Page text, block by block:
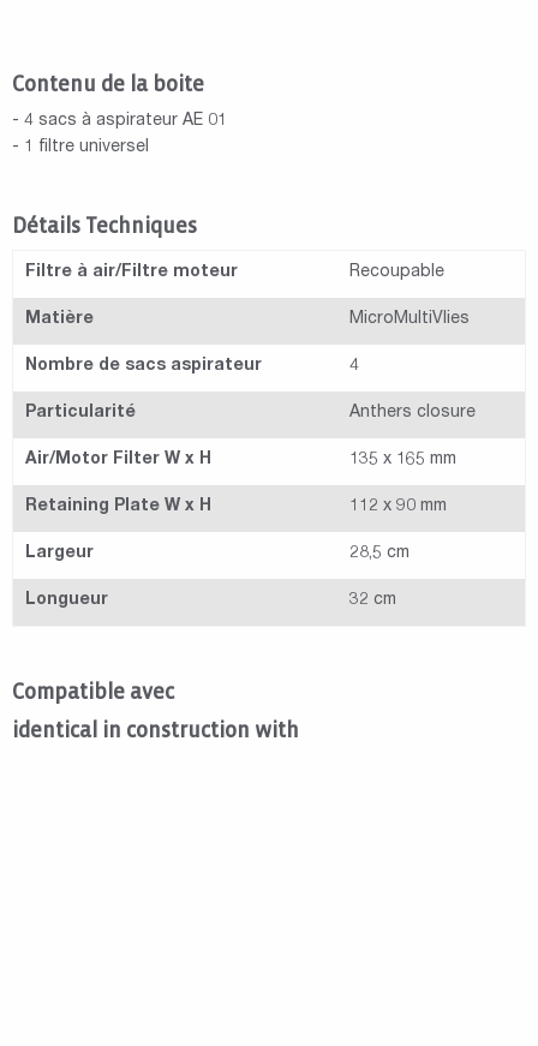
Contenu de la boite
- 4 sacs à aspirateur AE 01
- 1 filtre universel
Détails Techniques
Filtre à air/Filtre moteur Recoupable
Matière MicroMultiVlies
Nombre de sacs aspirateur 4
Particularité Anthers closure
Air/Motor Filter W x H 135 x 165 mm
Retaining Plate W x H 112 x 90 mm
Largeur 28,5 cm
Longueur 32 cm
Compatible avec
identical in construction with